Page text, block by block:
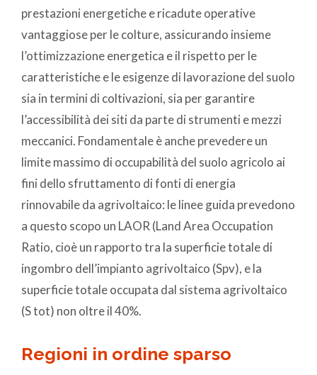
prestazioni energetiche e ricadute operative
vantaggiose per le colture, assicurando insieme
l’ottimizzazione energetica e il rispetto per le
caratteristiche e le esigenze di lavorazione del suolo
sia in termini di coltivazioni, sia per garantire
l’accessibilità dei siti da parte di strumenti e mezzi
meccanici. Fondamentale è anche prevedere un
limite massimo di occupabilità del suolo agricolo ai
fini dello sfruttamento di fonti di energia
rinnovabile da agrivoltaico: le linee guida prevedono
a questo scopo un LAOR (Land Area Occupation
Ratio, cioè un rapporto tra la superficie totale di
ingombro dell’impianto agrivoltaico (Spv), e la
superficie totale occupata dal sistema agrivoltaico
(S tot) non oltre il 40%.
Regioni in ordine sparso